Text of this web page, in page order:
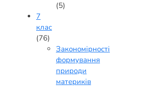
(5)
7
клас
(76)
Закономірності
формування
природи
материків